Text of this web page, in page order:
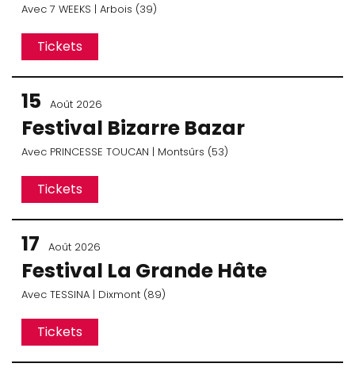
Avec 7 WEEKS | Arbois (39)
Tickets
15 Août 2026
Festival Bizarre Bazar
Avec PRINCESSE TOUCAN | Montsûrs (53)
Tickets
17 Août 2026
Festival La Grande Hâte
Avec TESSINA | Dixmont (89)
Tickets